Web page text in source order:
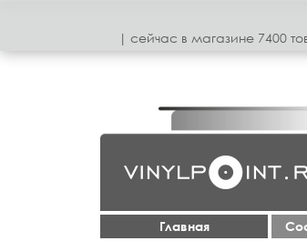
| сeйчас в магазинe 7400
Главная